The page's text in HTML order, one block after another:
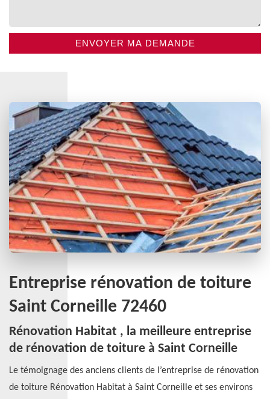
Entreprise rénovation de toiture
Saint Corneille 72460
Rénovation Habitat , la meilleure entreprise
de rénovation de toiture à Saint Corneille
Le témoignage des anciens clients de l’entreprise de rénovation
de toiture Rénovation Habitat à Saint Corneille et ses environs